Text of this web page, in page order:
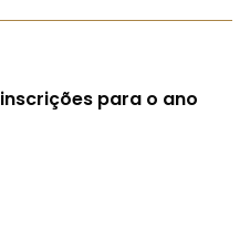
para o ano